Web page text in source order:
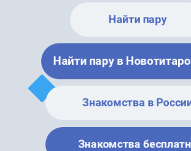
Найти пару
Найти пару в
Знакомства в
Знакомства